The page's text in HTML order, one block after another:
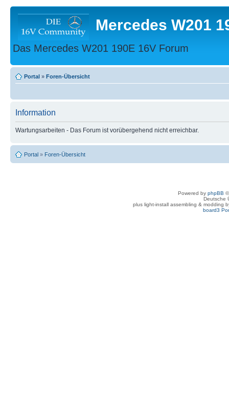
Mercedes W201
Das Mercedes W201 190E 16V Forum
Portal » Foren-Übersicht
Information
Wartungsarbeiten - Das Forum ist vorübergehend nicht erreichbar.
Portal » Foren-Übersicht
Powered by phpBB
Deutsche
plus light-install assembling & modding
board3